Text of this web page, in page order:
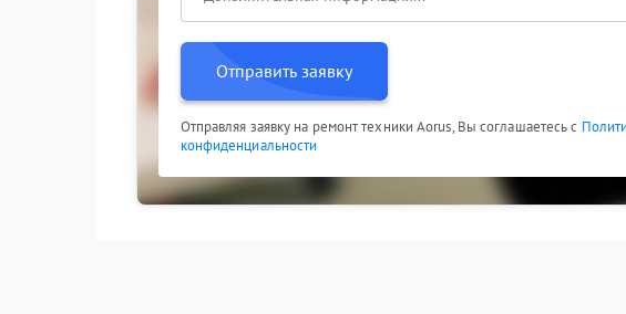
Отправить заявку
Отправляя заявку на ремонт техники Aorus, Вы соглашаетесь с
конфиденциальности